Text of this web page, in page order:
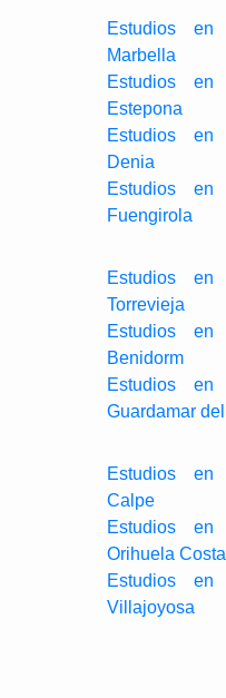
Estudios
Marbella
Estudios
Estepona
Estudios
Denia
Estudios
Fuengirola
Estudios
Torrevieja
Estudios
Benidorm
Estudios
Guardamar
Estudios
Calpe
Estudios
Orihuela Costa
Estudios
Villajoyosa